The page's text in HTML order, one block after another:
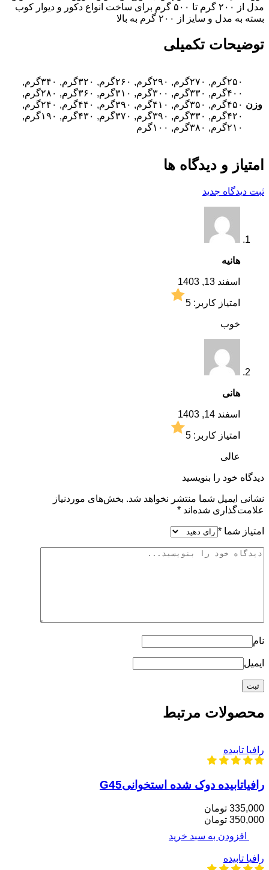
مدل از ۲۰۰ گرم تا ۵۰۰ گرم برای ساخت انواع دکور و دیوار کوب
بسته به مدل و سایز از ۲۰۰ گرم به بالا
توضیحات تکمیلی
وزن
۲۵۰گرم, ۲۷۰گرم, ۲۹۰گرم, ۲۶۰گرم, ۳۲۰گرم, ۳۴۰گرم,
۴۰۰گرم, ۳۳۰گرم, ۳۰۰گرم, ۳۱۰گرم, ۳۶۰گرم, ۲۸۰گرم,
۴۵۰گرم, ۳۵۰گرم, ۴۱۰گرم, ۳۹۰گرم, ۴۴۰گرم, ۲۴۰گرم,
۴۲۰گرم, ۳۳۰گرم, ۳۹۰گرم, ۳۷۰گرم, ۴۳۰گرم, ۱۹۰گرم,
۲۱۰گرم, ۳۸۰گرم, ۱۰۰گرم
امتیاز و دیدگاه ها
ثبت دیدگاه جدید
هانیه
اسفند 13, 1403
امتیاز کاربر: 5
خوب
هانی
اسفند 14, 1403
امتیاز کاربر: 5
عالی
دیدگاه خود را بنویسید
نشانی ایمیل شما منتشر نخواهد شد. بخش‌های موردنیاز
علامت‌گذاری شده‌اند *
امتیاز شما *
نام
ایمیل
محصولات مرتبط
رافیا تابیده
رافیاتابیده دوک شده استخوانیG45
335,000 تومان
350,000 تومان
افزودن به سبد خرید
رافیا تابیده